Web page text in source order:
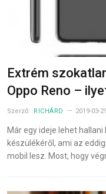
Extrém
Oppo Reno –
Szerző: RICHÁRD 2019-03-
Már egy ideje lehet
készülékéről, ami az
mobil lesz. Most, hogy